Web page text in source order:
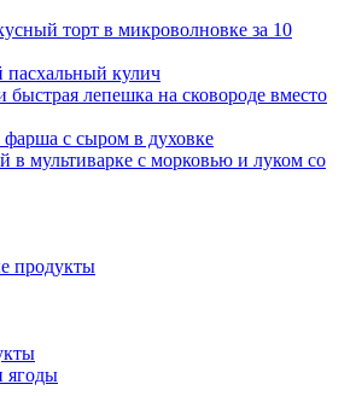
торт в микроволновке за 10
кулич
быстрая лепешка на сковороде вместо
фарша с сыром в духовке
в мультиварке с морковью и луком со
продукты
ягоды